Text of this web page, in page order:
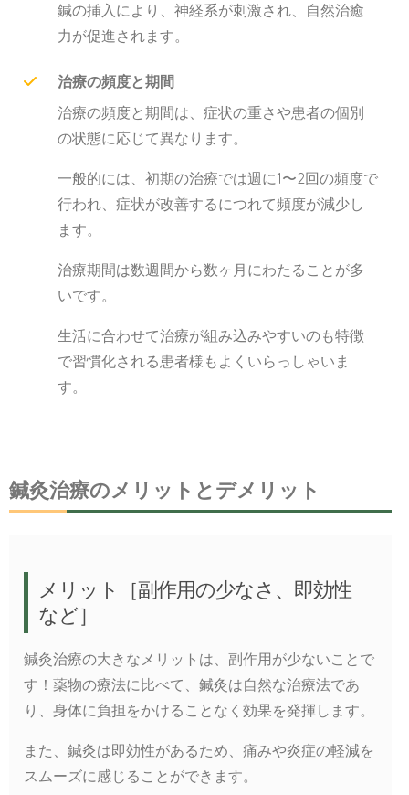
鍼の挿入により、神経系が刺激され、自然治癒
力が促進されます。
治療の頻度と期間
治療の頻度と期間は、症状の重さや患者の個別
の状態に応じて異なります。
一般的には、初期の治療では週に1〜2回の頻度で
行われ、症状が改善するにつれて頻度が減少し
ます。
治療期間は数週間から数ヶ月にわたることが多
いです。
生活に合わせて治療が組み込みやすいのも特徴
で習慣化される患者様もよくいらっしゃいま
す。
鍼灸治療のメリットとデメリット
メリット［副作用の少なさ、即効性
など］
鍼灸治療の大きなメリットは、副作用が少ないことで
す！薬物の療法に比べて、鍼灸は自然な治療法であ
り、身体に負担をかけることなく効果を発揮します。
また、鍼灸は即効性があるため、痛みや炎症の軽減を
スムーズに感じることができます。